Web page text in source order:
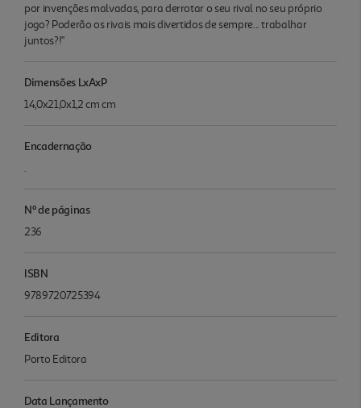
por invenções malvadas, para derrotar o seu rival no seu próprio
jogo? Poderão os rivais mais divertidos de sempre... trabalhar
juntos?!"
Dimensões LxAxP
14,0x21,0x1,2 cm cm
Encadernação
.
Nº de páginas
236
ISBN
9789720725394
Editora
Porto Editora
Data Lançamento